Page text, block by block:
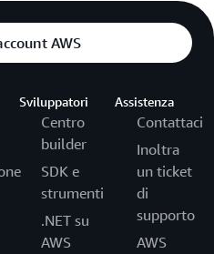
AWS
Sviluppatori
Centro
builder
SDK e
strumenti
.NET su
AWS
Assistenza
Contattaci
Inoltra
un ticket
di
supporto
AWS